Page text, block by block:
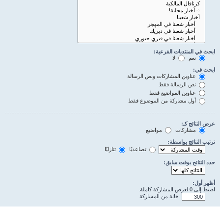
ابحث في المنتديات الفرعية:
نعم
لا
ابحث في:
عناوين المشاركات ونص الرسالة
نص الرسالة فقط
عناوين المواضيع فقط
أول مشاركة من الموضوع فقط
عرض النتائج كـ:
مشاركات
مواضيع
ترتيب النتائج بواسطة:
تصاعديًا
تنازليًا
حدد النتائج بوقت سابق:
أظهر أول:
اضبط إلى 0 لعرض المشاركة كاملة.
خانة من المشاركة